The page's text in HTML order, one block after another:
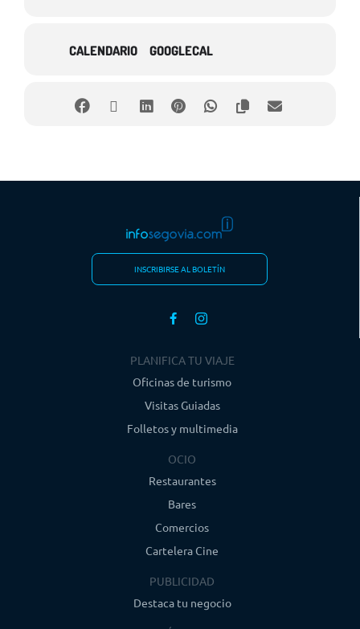
CALENDARIO GOOGLECAL
INSCRIBIRSE AL BOLETÍN
PLANIFICA TU VIAJE
Oficinas de turismo
Visitas Guiadas
Folletos y multimedia
OCIO
Restaurantes
Bares
Comercios
Cartelera Cine
PUBLICIDAD
Destaca tu negocio